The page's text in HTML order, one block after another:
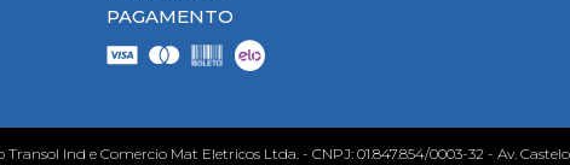
PAGAMENTO
Ind e Comercio Mat Eletricos Ltda. - CNPJ: 01.847.854/0003-32 - Av.